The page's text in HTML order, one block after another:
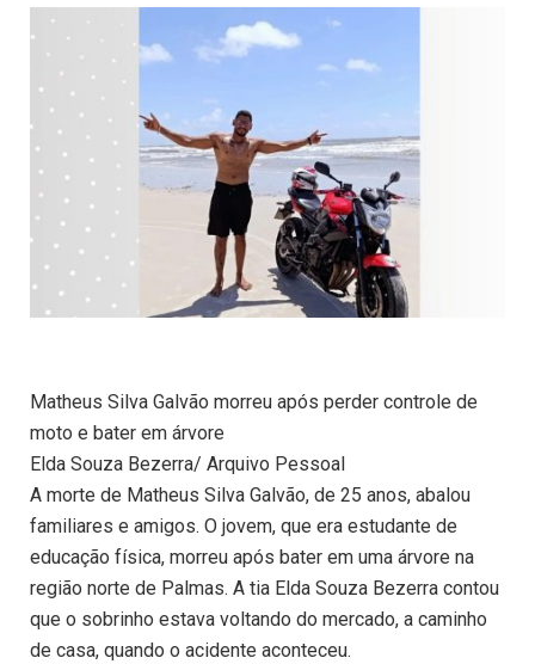
Matheus Silva Galvão morreu após perder controle de
moto e bater em árvore
Elda Souza Bezerra/ Arquivo Pessoal
A morte de Matheus Silva Galvão, de 25 anos, abalou
familiares e amigos. O jovem, que era estudante de
educação física, morreu após bater em uma árvore na
região norte de Palmas. A tia Elda Souza Bezerra contou
que o sobrinho estava voltando do mercado, a caminho
de casa, quando o acidente aconteceu.